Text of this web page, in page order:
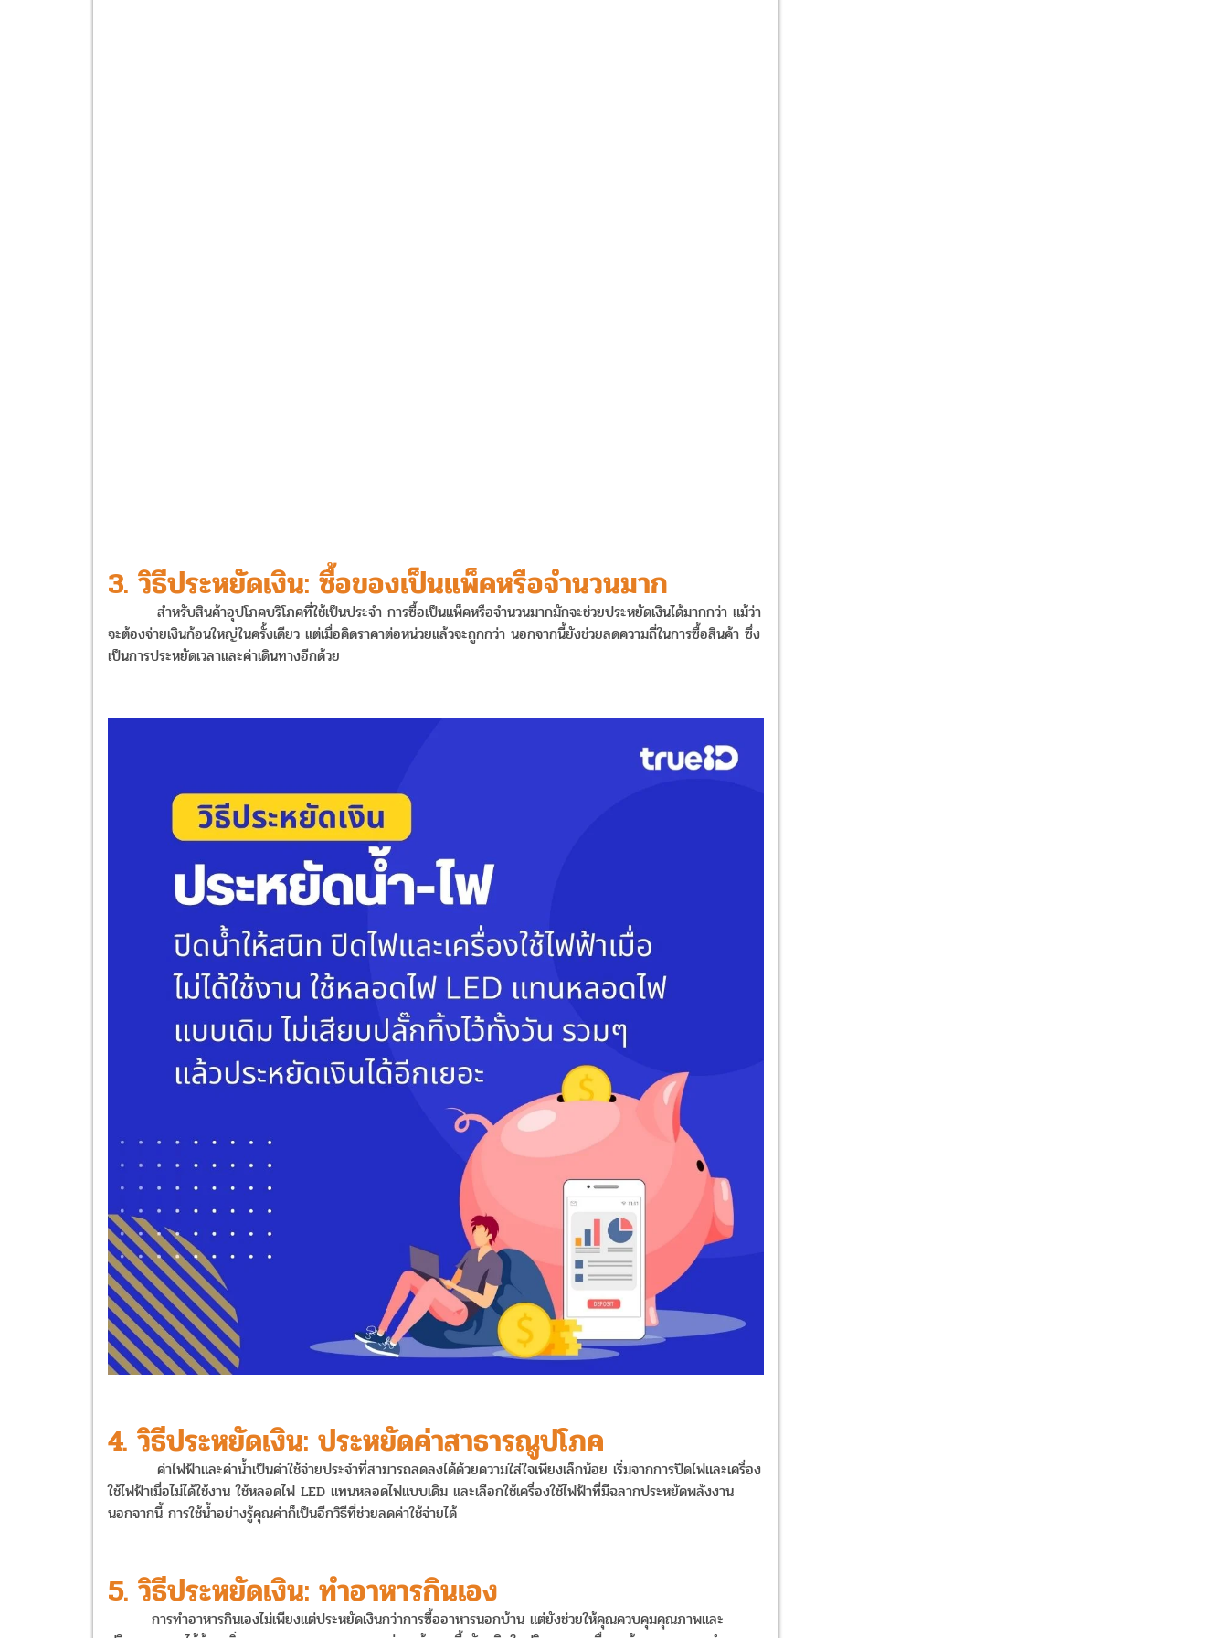
3. วิธีประหยัดเงิน: ซื้อของเป็นแพ็คหรือจำนวนมาก
สำหรับสินค้าอุปโภคบริโภคที่ใช้เป็นประจำ การซื้อเป็นแพ็คหรือจำนวนมากมักจะช่วยประหยัดเงินได้มากกว่า แม้ว่า
จะต้องจ่ายเงินก้อนใหญ่ในครั้งเดียว แต่เมื่อคิดราคาต่อหน่วยแล้วจะถูกกว่า นอกจากนี้ยังช่วยลดความถี่ในการซื้อสินค้า ซึ่ง
เป็นการประหยัดเวลาและค่าเดินทางอีกด้วย
4. วิธีประหยัดเงิน: ประหยัดค่าสาธารณูปโภค
ค่าไฟฟ้าและค่าน้ำเป็นค่าใช้จ่ายประจำที่สามารถลดลงได้ด้วยความใส่ใจเพียงเล็กน้อย เริ่มจากการปิดไฟและเครื่อง
ใช้ไฟฟ้าเมื่อไม่ได้ใช้งาน ใช้หลอดไฟ LED แทนหลอดไฟแบบเดิม และเลือกใช้เครื่องใช้ไฟฟ้าที่มีฉลากประหยัดพลังงาน
นอกจากนี้ การใช้น้ำอย่างรู้คุณค่าก็เป็นอีกวิธีที่ช่วยลดค่าใช้จ่ายได้
5. วิธีประหยัดเงิน: ทำอาหารกินเอง
การทำอาหารกินเองไม่เพียงแต่ประหยัดเงินกว่าการซื้ออาหารนอกบ้าน แต่ยังช่วยให้คุณควบคุมคุณภาพและ